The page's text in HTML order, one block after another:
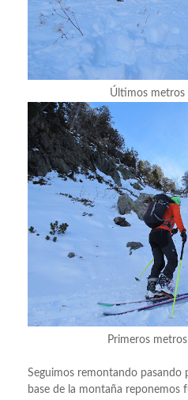
Últimos metros
Primeros
Seguimos remontando pasando
base de la montaña reponemos